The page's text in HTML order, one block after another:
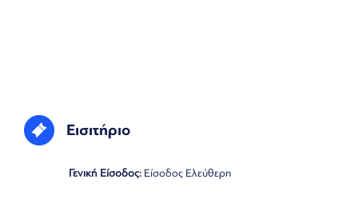
Εισιτήριο
Γενική Είσοδος: Είσοδος Ελεύθερη